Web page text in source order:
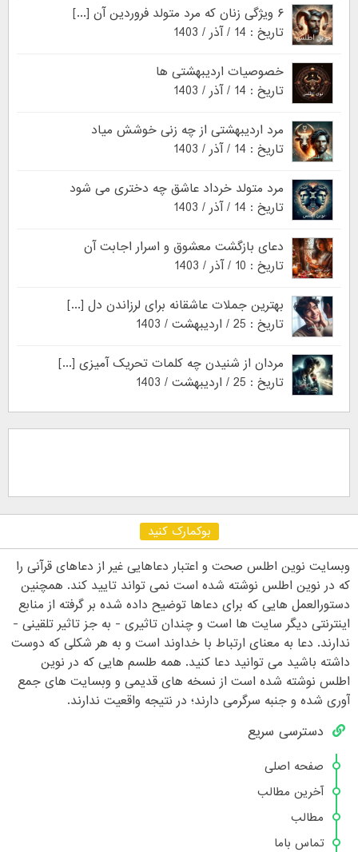
۶ ویژگی زنان که مرد متولد فروردین آن [...]
تاریخ : 14 / آذر / 1403
خصوصیات اردیبهشتی ها
تاریخ : 14 / آذر / 1403
مرد اردیبهشتی از چه زنی خوشش میاد
تاریخ : 14 / آذر / 1403
مرد متولد خرداد عاشق چه دختری می شود
تاریخ : 14 / آذر / 1403
دعای بازگشت معشوق و اسرار اجابت آن
تاریخ : 10 / آذر / 1403
بهترین جملات عاشقانه برای لرزاندن دل [...]
تاریخ : 25 / اردیبهشت / 1403
مردان از شنیدن چه کلمات تحریک آمیزی [...]
تاریخ : 25 / اردیبهشت / 1403
بوکمارک کنید
وبسایت نوین اطلس صحت و اعتبار دعاهایی غیر از دعاهای قرآنی را
که در نوین اطلس نوشته شده است نمی تواند تایید کند. همچنین
دستورالعمل هایی که برای دعاها توضیح داده شده بر گرفته از منابع
اینترنتی دیگر سایت ها است و چندان تاثیری - به جز تاثیر تلقینی -
ندارند. دعا به معنای ارتباط با خداوند است و به هر شکلی که دوست
داشته باشید می توانید دعا کنید. همه طلسم هایی که در نوین
اطلس نوشته شده است از نسخه های قدیمی و وبسایت های جمع
آوری شده و جنبه سرگرمی دارند؛ در نتیجه واقعیت ندارند.
دسترسی سریع
صفحه اصلی
آخرین مطالب
مطالب
تماس باما